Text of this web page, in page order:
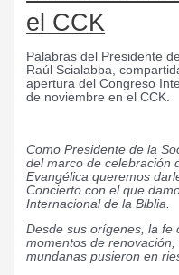
el CCK
Palabras del Presidente
Raúl Scialabba,
apertura del Congreso
de noviembre en el CCK.
Como Presidente de la
del marco de celebración
Evangélica queremos
Concierto con el que
Internacional de la Biblia.
Desde sus orígenes, la fe
momentos de
mundanas pusieron en